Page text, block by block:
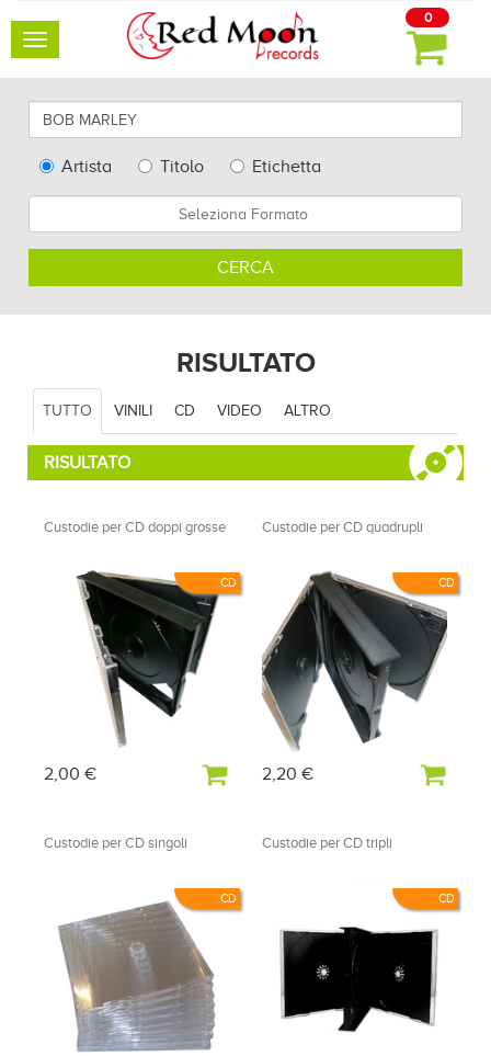
Toggle
0
Cerca
qui
artisti,
altro...
TypeArtista Titolo
Etichetta
CERCA
RISULTATO
TUTTO VINILI CD VIDEO ALTRO
RISULTATO
CD
Custodie per CD doppi grosse
2,00 €
CD
Custodie per CD quadrupli
2,20 €
CD
Custodie per CD singoli
CD
Custodie per CD tripli